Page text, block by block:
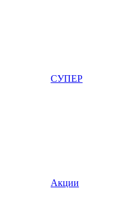
СУПЕР
Акции